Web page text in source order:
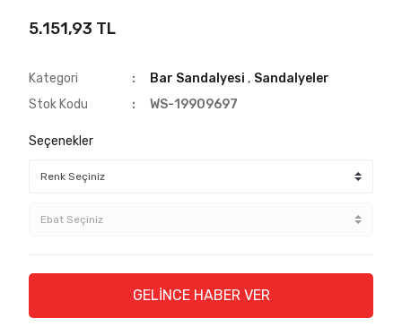
5.151,93 TL
Kategori Bar Sandalyesi , Sandalyeler
Stok Kodu
WS-19909697
Seçenekler
GELİNCE HABER VER